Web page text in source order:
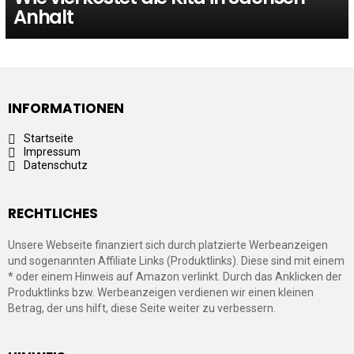
Anhalt
INFORMATIONEN
Startseite
Impressum
Datenschutz
RECHTLICHES
Unsere Webseite finanziert sich durch platzierte Werbeanzeigen
und sogenannten Affiliate Links (Produktlinks). Diese sind mit einem
* oder einem Hinweis auf Amazon verlinkt. Durch das Anklicken der
Produktlinks bzw. Werbeanzeigen verdienen wir einen kleinen
Betrag, der uns hilft, diese Seite weiter zu verbessern.